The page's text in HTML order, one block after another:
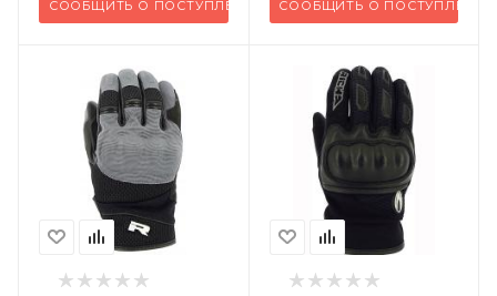
СООБЩИТЬ О ПОСТУПЛЕНИИ СООБЩИТЬ О ПОСТУПЛЕНИИ